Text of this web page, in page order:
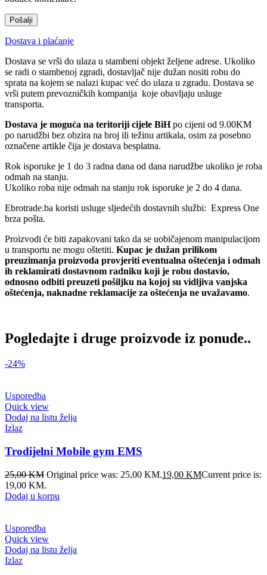
Dostava i plaćanje
Dostava se vrši do ulaza u stambeni objekt željene adrese. Ukoliko
se radi o stambenoj zgradi, dostavljač nije dužan nositi robu do
sprata na kojem se nalazi kupac već do ulaza u zgradu. Dostava se
vrši putem prevozničkih kompanija koje obavljaju usluge
transporta.
Dostava je moguća na teritoriji cijele BiHpo cijeni od 9.00KM
po narudžbi bez obzira na broj ili težinu artikala, osim za posebno
označene artikle čija je dostava besplatna.
Rok isporuke je 1 do 3 radna dana od dana narudžbe ukoliko je roba
odmah na stanju.
Ukoliko roba nije odmah na stanju rok isporuke je 2 do 4 dana.
Ebrotrade.ba koristi usluge sljedećih dostavnih službi: Express One
brza pošta.
Proizvodi će biti zapakovani tako da se uobičajenom manipulacijom
u transportu ne mogu oštetiti. Kupac je dužan prilikom
preuzimanja proizvoda provjeriti eventualna oštećenja i odmah
ih reklamirati dostavnom radniku koji je robu dostavio,
odnosno odbiti preuzeti pošiljku na kojoj su vidljiva vanjska
oštećenja, naknadne reklamacije za oštećenja ne uvažavamo.
Pogledajte i druge proizvode iz ponude..
-24%
Usporedba
Quick view
Dodaj na listu želja
Izlaz
Trodijelni Mobile gym EMS
25,00KM Original price was: 25,00 KM.19,00 KMCurrent price is:
19,00 KM.
Dodaj u korpu
Usporedba
Quick view
Dodaj na listu želja
Izlaz